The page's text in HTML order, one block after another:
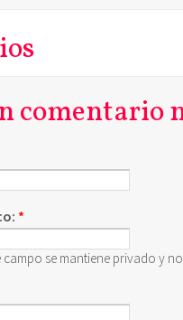
comentario
*
campo se mantiene privado y